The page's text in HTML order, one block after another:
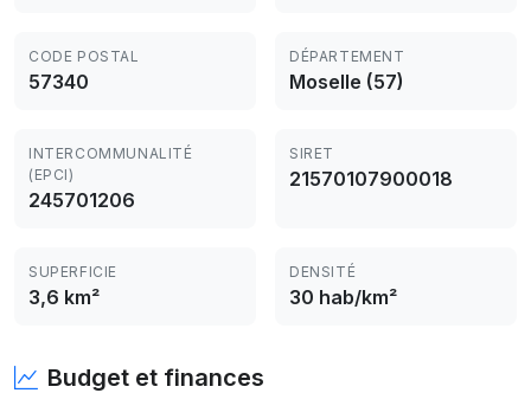
CODE POSTAL
57340
DÉPARTEMENT
Moselle (57)
INTERCOMMUNALITÉ
(EPCI)
245701206
SIRET
21570107900018
SUPERFICIE
3,6 km²
DENSITÉ
30 hab/km²
Budget et finances